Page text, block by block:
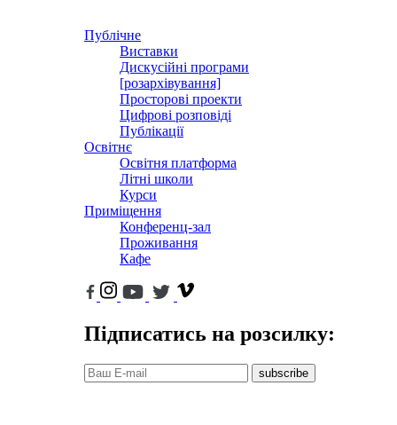
Публічне
Виставки
Дискусійні програми
[розархівування]
Просторові проекти
Цифрові розповіді
Публікації
Освітнє
Освітня платформа
Літні школи
Курси
Приміщення
Конференц-зал
Проживання
Кафе
Підписатись на розсилку:
subscribe